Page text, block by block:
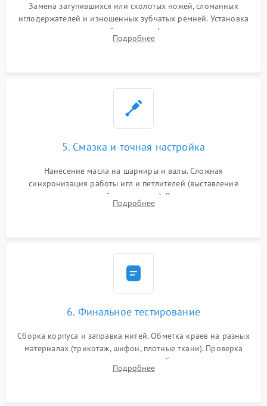
Замена затупившихся или сколотых ножей, сломанных
иглодержателей и изношенных зубчатых ремней. Установка
новых петлителей взамен деформированных.
Восстановление контактов в педали и цепях
Подробнее
5. Смазка и точная настройка
Нанесение масла на шарниры и валы. Сложная
синхронизация работы игл и петлителей (выставление
зазоров до сотых долей миллиметра). Регулировка прижима
ножей, ширины обметки и хода дифференциального
Подробнее
6. Финальное тестирование
Сборка корпуса и заправка нитей. Обметка краев на разных
материалах (трикотаж, шифон, плотные ткани). Проверка
ровности среза, эластичности шва, работы ролевого шва и
отсутствия стягивания или волнистости ткани.
Подробнее